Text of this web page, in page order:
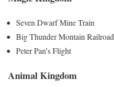
Seven Dwarf Mine Train
Big Thunder Montain Railroad
Peter Pan’s Flight
Animal Kingdom